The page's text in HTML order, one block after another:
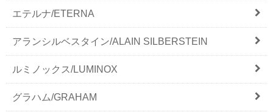
エテルナ/ETERNA
アランシルベスタイン/ALAIN SILBERSTEIN
ルミノックス/LUMINOX
グラハム/GRAHAM